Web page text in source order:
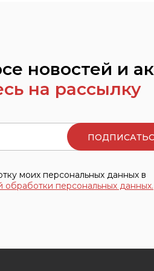
новостей и
на рассылку
моих персональных данных в
обработки персональных данных.